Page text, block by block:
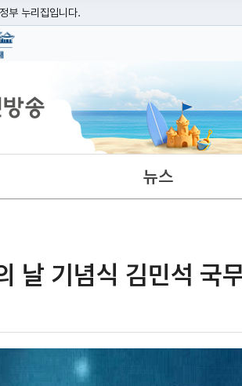
부 누리집입니다.
주소를 사용하고 있다면 아래 URL에서 도메인 주소
뉴스
날 기념식 김민석 국